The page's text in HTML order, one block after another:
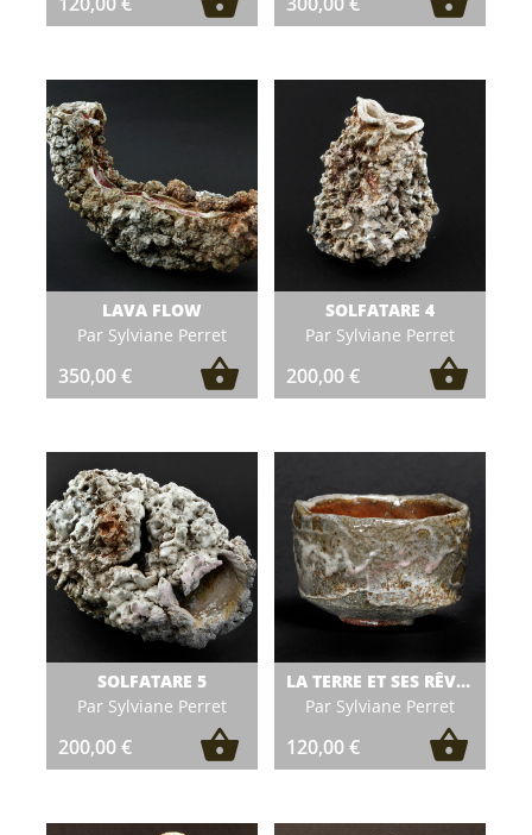
LAVA FLOW
Par Sylviane Perret
350,00€
SOLFATARE 4
Par Sylviane Perret
200,00€
SOLFATARE 5
Par Sylviane Perret
200,00€
LA TERRE ET SES RÊVERIES
Par Sylviane Perret
120,00€